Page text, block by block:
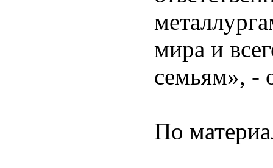
мира и
семьям», -
По